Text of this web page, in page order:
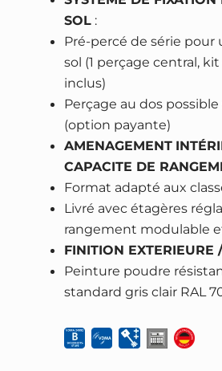
SOL:
Pré-percé de série pour
sol (1 perçage central,
inclus)
Perçage au dos
(option payante)
AMENAGEMENT
CAPACITE DE
Format adapté aux
Livré avec étagères
rangement modulable
FINITION EXTERIEURE
Peinture poudre
standard gris clair RAL